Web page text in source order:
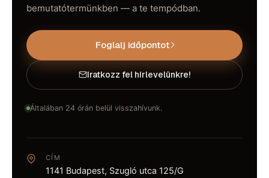
bemutatótermünkben — a te tempódban.
Foglalj időpontot
Iratkozz fel hírlevelünkre!
Általában 24 órán belül visszahívunk.
CÍM
1141 Budapest, Szugló utca 125/G